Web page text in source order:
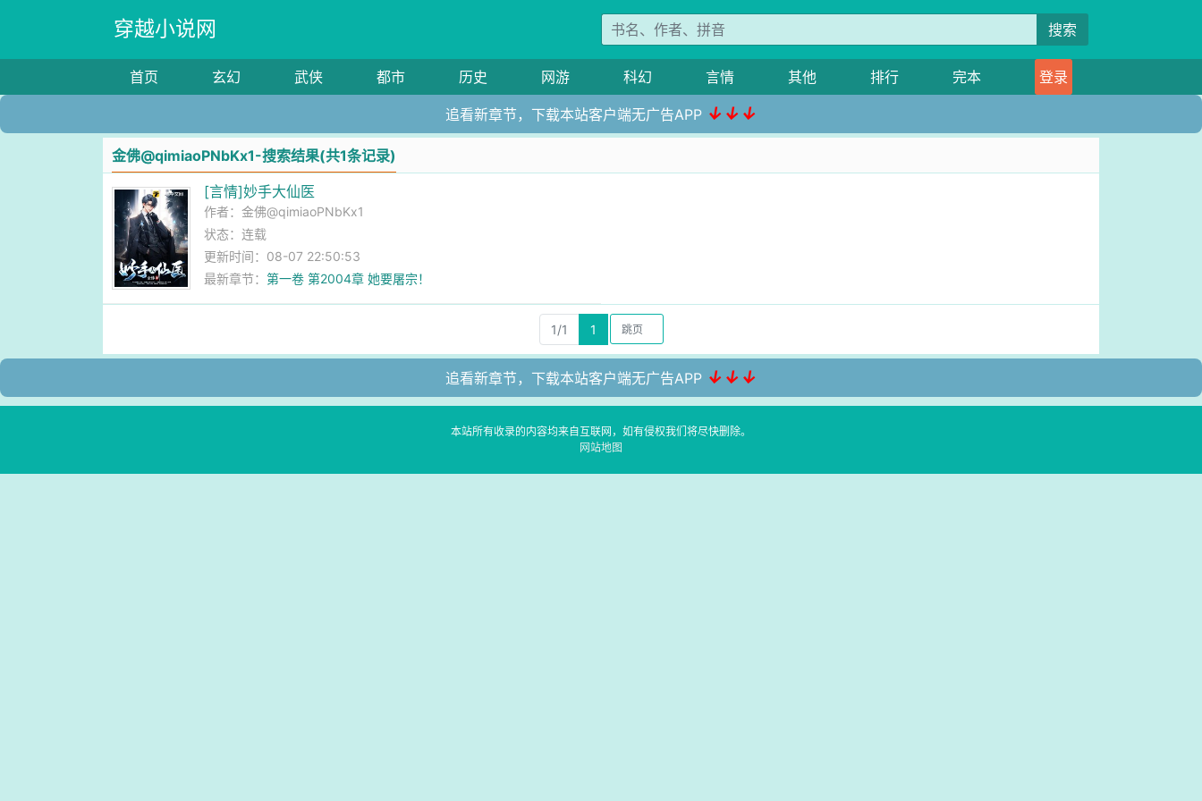
穿越小说网 搜索
首页 玄幻 武侠 都市 历史 网游 科幻 言情 其他 排行 完本 登录
追看新章节，下载本站客户端无广告APP ↓↓↓
金佛@qimiaoPNbKx1-搜索结果(共1条记录)
[言情]妙手大仙医
作者：金佛@qimiaoPNbKx1
状态：连载
更新时间：08-07 22:50:53
最新章节：第一卷 第2004章 她要屠宗！
1/1 1
追看新章节，下载本站客户端无广告APP ↓↓↓
本站所有收录的内容均来自互联网，如有侵权我们将尽快删除。
网站地图